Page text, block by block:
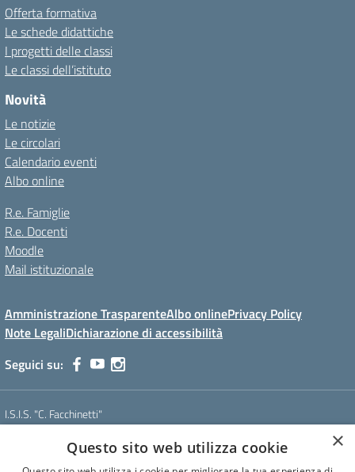
Offerta formativa
Le schede didattiche
I progetti delle classi
Le classi dell’istituto
Novità
Le notizie
Le circolari
Calendario eventi
Albo online
R.e. Famiglie
R.e. Docenti
Moodle
Mail istituzionale
Amministrazione TrasparenteAlbo onlinePrivacy Policy
Note LegaliDichiarazione di accessibilità
Seguici su:
I.S.I.S. "C. Facchinetti"
Tel. 0331 635718 - E-mail: vais01900e@istruzione.it - Pec:
vais01900e@pec.istruzione.it
×
Questo sito web utilizza cookie